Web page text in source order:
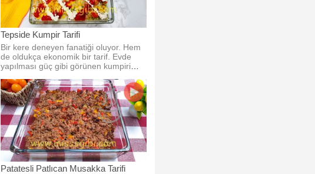
Tepside Kumpir Tarifi
Bir kere deneyen fanatiği oluyor. Hem
de oldukça ekonomik bir tarif. Evde
yapılması güç gibi görünen kumpiri
Patatesli Patlıcan Musakka Tarifi